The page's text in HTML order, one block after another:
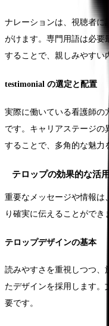
ナレーションは、視聴者に
がけます。専門用語は必要
することで、親しみやすい
testimonial の選定と配置
実際に働いている看護師の
です。キャリアステージの
することで、多角的な魅力
テロップの効果的な活用
重要なメッセージや情報は
り確実に伝えることができ
テロップデザインの基本
読みやすさを重視しつつ、
たデザインを採用します。
要です。